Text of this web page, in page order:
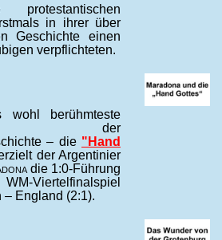
in ihrer über
Geschichte einen
verpflichteten.
wohl berühmteste
der
– die "Hand
der Argentinier
die 1:0-Führung
– England (2:1).